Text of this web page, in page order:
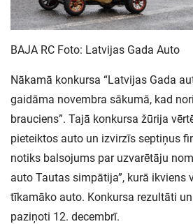
BAJA RC Foto: Latvijas Gada Auto
Nākamā konkursa “Latvijas Gada
gaidāma novembra sākumā, kad
brauciens”. Tajā konkursa žūrija
pieteiktos auto un izvirzīs septiņus
notiks balsojums par uzvarētāju
auto Tautas simpātija”, kurā ikviens
tīkamāko auto. Konkursa rezultāti
paziņoti 12. decembrī.